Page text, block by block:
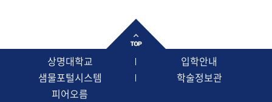
상명대학교
입학안내
샘물포털시스템
학술정보관
피어오름